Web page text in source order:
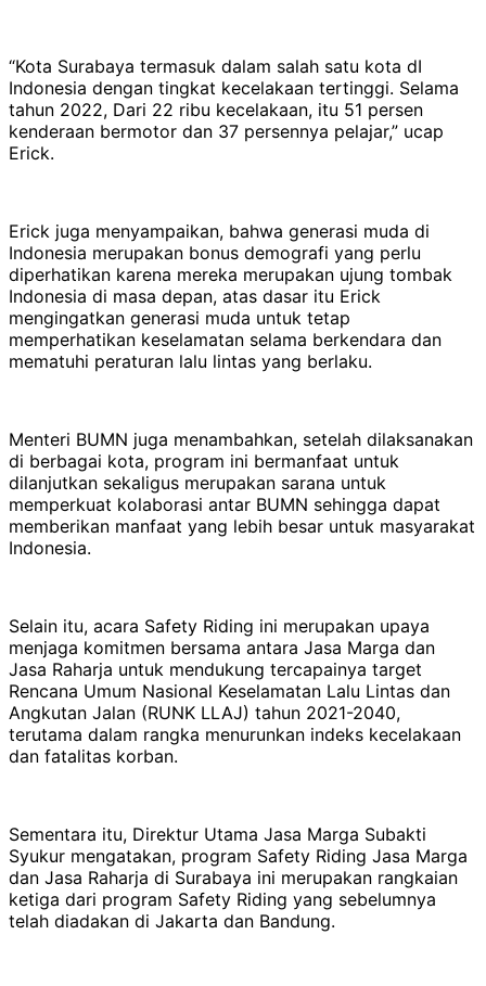
“Kota Surabaya termasuk dalam salah satu kota dI
Indonesia dengan tingkat kecelakaan tertinggi. Selama
tahun 2022, Dari 22 ribu kecelakaan, itu 51 persen
kenderaan bermotor dan 37 persennya pelajar,” ucap
Erick.
Erick juga menyampaikan, bahwa generasi muda di
Indonesia merupakan bonus demografi yang perlu
diperhatikan karena mereka merupakan ujung tombak
Indonesia di masa depan, atas dasar itu Erick
mengingatkan generasi muda untuk tetap
memperhatikan keselamatan selama berkendara dan
mematuhi peraturan lalu lintas yang berlaku.
Menteri BUMN juga menambahkan, setelah dilaksanakan
di berbagai kota, program ini bermanfaat untuk
dilanjutkan sekaligus merupakan sarana untuk
memperkuat kolaborasi antar BUMN sehingga dapat
memberikan manfaat yang lebih besar untuk masyarakat
Indonesia.
Selain itu, acara Safety Riding ini merupakan upaya
menjaga komitmen bersama antara Jasa Marga dan
Jasa Raharja untuk mendukung tercapainya target
Rencana Umum Nasional Keselamatan Lalu Lintas dan
Angkutan Jalan (RUNK LLAJ) tahun 2021-2040,
terutama dalam rangka menurunkan indeks kecelakaan
dan fatalitas korban.
Sementara itu, Direktur Utama Jasa Marga Subakti
Syukur mengatakan, program Safety Riding Jasa Marga
dan Jasa Raharja di Surabaya ini merupakan rangkaian
ketiga dari program Safety Riding yang sebelumnya
telah diadakan di Jakarta dan Bandung.